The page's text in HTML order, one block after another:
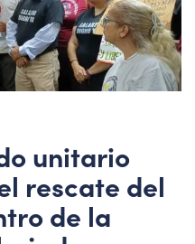
unitario
rescate del
de la